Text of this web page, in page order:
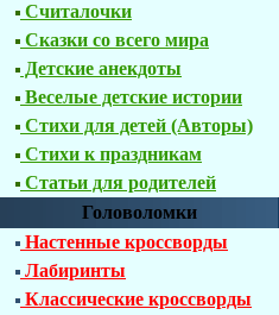
Считалочки
Сказки со всего мира
Детские анекдоты
Веселые детские истории
Стихи для детей (Авторы)
Стихи к праздникам
Статьи для родителей
Головоломки
Настенные кроссворды
Лабиринты
Классические кроссворды